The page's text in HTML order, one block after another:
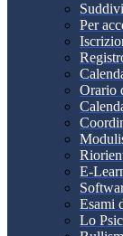
Per
Orario
E-
Esami
Lo